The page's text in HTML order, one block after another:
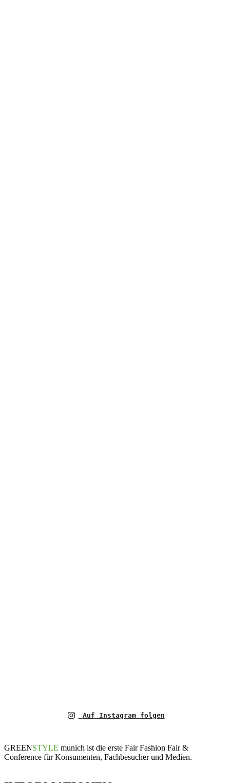
Auf Instagram folgen
GREENSTYLE munich ist die erste Fair Fashion Fair &
Conference für Konsumenten, Fachbesucher und Medien.